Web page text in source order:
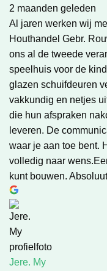
2 maanden geleden
Al jaren werken wij
Houthandel Gebr.
ons al de tweede
speelhuis voor de
glazen schuifdeuren
vakkundig en netjes
die hun afspraken
leveren. De
waar je aan toe bent.
volledig naar
kunt bouwen.
Jere. My